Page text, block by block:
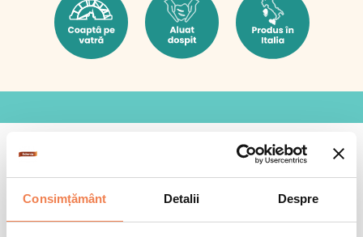
Consimțământ Detalii Despre
Cum se gătește